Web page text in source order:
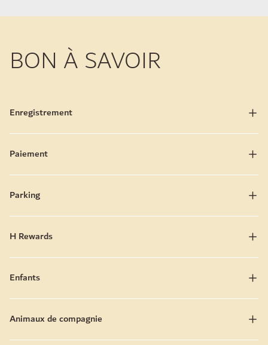
BON À SAVOIR
Enregistrement
Paiement
Parking
H Rewards
Enfants
Animaux de compagnie